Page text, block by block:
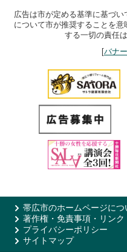
広告は市が定める基準に基づ
について市が推奨することを
する一切の責任
[バナ
帯広市のホームページにつ
著作権・免責事項・リンク
プライバシーポリシー
サイトマップ